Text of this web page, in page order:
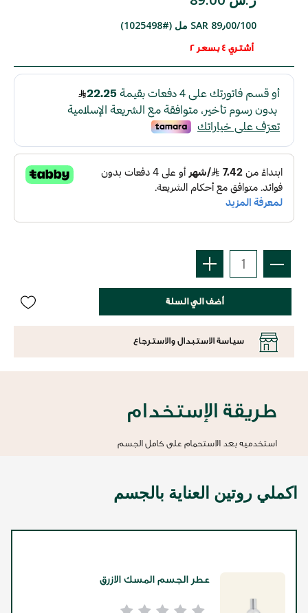
SAR 89٫00/100 مل (#1025498)
أشتري 4 بسعر 2
أضف الي السلة
سياسة الاستبدال والاسترجاع
طريقة الإستخدام
استخدميه بعد الاستحمام على كامل الجسم
اكملي روتين العناية بالجسم
عطر الجسم المسك الازرق